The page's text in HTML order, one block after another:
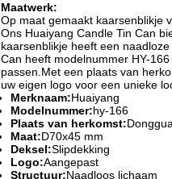
Maatwerk:
Op maat gemaakt kaarsenblikje
Ons Huaiyang Candle Tin Can
kaarsenblikje heeft een
Can heeft modelnummer HY-
passen.Met een plaats van
uw eigen logo voor een unieke
Merknaam:Huaiyang
Modelnummer:hy-166
Plaats van herkomst:
Maat:D70x45 mm
Deksel:Slipdekking
Logo:Aangepast
Structuur:Naadloos lichaam